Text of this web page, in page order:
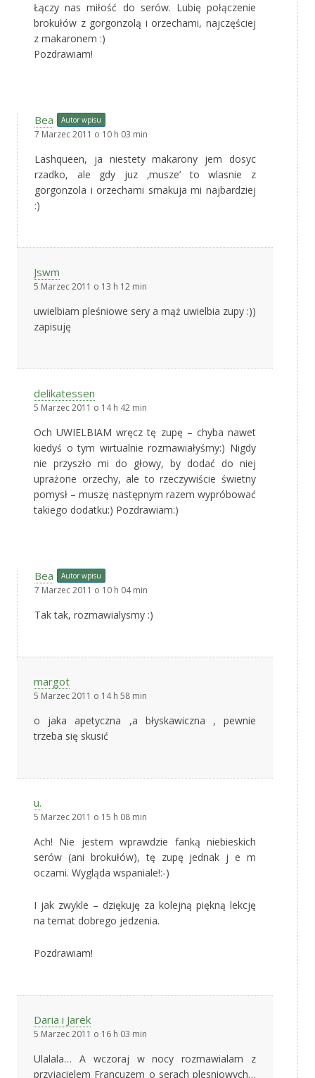
Łączy nas miłość do serów. Lubię połączenie
brokułów z gorgonzolą i orzechami, najczęściej
z makaronem :)
Pozdrawiam!
Bea Autor wpisu
7 Marzec 2011 o 10 h 03 min
Lashqueen, ja niestety makarony jem dosyc
rzadko, ale gdy juz ‚musze’ to wlasnie z
gorgonzola i orzechami smakuja mi najbardziej
:)
Jswm
5 Marzec 2011 o 13 h 12 min
uwielbiam pleśniowe sery a mąż uwielbia zupy :))
zapisuję
delikatessen
5 Marzec 2011 o 14 h 42 min
Och UWIELBIAM wręcz tę zupę – chyba nawet
kiedyś o tym wirtualnie rozmawiałyśmy:) Nigdy
nie przyszło mi do głowy, by dodać do niej
uprażone orzechy, ale to rzeczywiście świetny
pomysł – muszę następnym razem wypróbować
takiego dodatku:) Pozdrawiam:)
Bea Autor wpisu
7 Marzec 2011 o 10 h 04 min
Tak tak, rozmawialysmy :)
margot
5 Marzec 2011 o 14 h 58 min
o jaka apetyczna ,a błyskawiczna , pewnie
trzeba się skusić
u.
5 Marzec 2011 o 15 h 08 min
Ach! Nie jestem wprawdzie fanką niebieskich
serów (ani brokułów), tę zupę jednak j e m
oczami. Wygląda wspaniale!:-)
I jak zwykle – dziękuję za kolejną piękną lekcję
na temat dobrego jedzenia.
Pozdrawiam!
Daria i Jarek
5 Marzec 2011 o 16 h 03 min
Ulalala… A wczoraj w nocy rozmawialam z
przyjacielem Francuzem o serach plesniowych…